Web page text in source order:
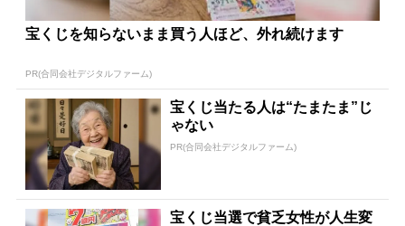
宝くじを知らないまま買う人ほど、外れ続けます
PR(合同会社デジタルファーム)
宝くじ当たる人は“たまたま”じ
ゃない
PR(合同会社デジタルファーム)
宝くじ当選で貧乏女性が人生変